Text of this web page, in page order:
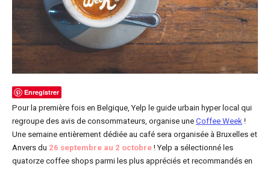
Enregistrer
Pour la première fois en Belgique, Yelp le guide urbain hyper local qui
regroupe des avis de consommateurs, organise une Coffee Week !
Une semaine entièrement dédiée au café sera organisée à Bruxelles et
Anvers du 26 septembre au 2 octobre ! Yelp a sélectionné les
quatorze coffee shops parmi les plus appréciés et recommandés en